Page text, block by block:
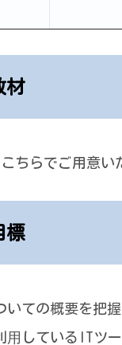
材
ちらでご用意い
標
いての概要を把
⽤しているITツ